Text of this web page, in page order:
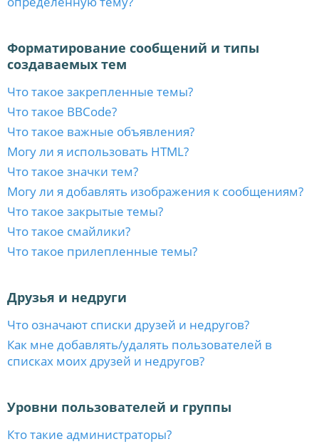
Форматирование сообщений и типы
создаваемых тем
Что такое закрепленные темы?
Что такое BBCode?
Что такое важные объявления?
Могу ли я использовать HTML?
Что такое значки тем?
Могу ли я добавлять изображения к сообщениям?
Что такое закрытые темы?
Что такое смайлики?
Что такое прилепленные темы?
Друзья и недруги
Что означают списки друзей и недругов?
Как мне добавлять/удалять пользователей в
списках моих друзей и недругов?
Уровни пользователей и группы
Кто такие администраторы?